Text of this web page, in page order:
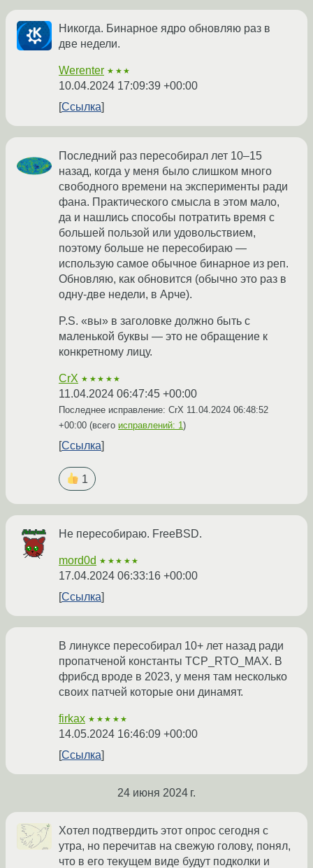
Никогда. Бинарное ядро обновляю раз в
две недели.
Werenter ★★★
10.04.2024 17:09:39 +00:00
Ссылка
Последний раз пересобирал лет 10–15
назад, когда у меня было слишком много
свободного времени на эксперименты ради
фана. Практического смысла в этом мало,
да и нашлись способы потратить время с
большей пользой или удовольствием,
поэтому больше не пересобираю —
использую самое обычное бинарное из реп.
Обновляю, как обновится (обычно это раз в
одну-две недели, в Арче).
P.S. «вы» в заголовке должно быть с
маленькой буквы — это не обращение к
конкретному лицу.
CrX ★★★★★
11.04.2024 06:47:45 +00:00
Последнее исправление: CrX 11.04.2024 06:48:52
+00:00 (всего исправлений: 1)
Ссылка
1
Не пересобираю. FreeBSD.
mord0d ★★★★★
17.04.2024 06:33:16 +00:00
Ссылка
В линуксе пересобирал 10+ лет назад ради
пропатченой константы TCP_RTO_MAX. В
фрибсд вроде в 2023, у меня там несколько
своих патчей которые они динамят.
firkax ★★★★★
14.05.2024 16:46:09 +00:00
Ссылка
24 июня 2024 г.
Хотел подтвердить этот опрос сегодня с
утра, но перечитав на свежую голову, понял,
что в его текущем виде будут подколки и